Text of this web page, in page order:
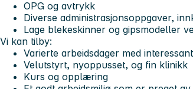
OPG og avtrykk
Diverse administrasjonsoppgaver,
Lage blekeskinner og gipsmodeller
Vi kan tilby:
Varierte arbeidsdager med
Velutstyrt, nyoppusset, og fin klinikk
Kurs og opplæring